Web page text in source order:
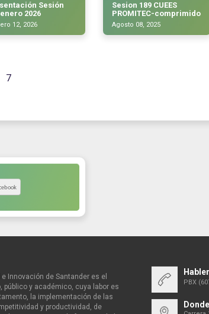
Sesión
2026
12, 2026
Sesion 189 CUEES
PROMITEC-comprimido
Agosto 08, 2025
7
Innovación de Santander es el
público y académico, cuya labor es
la implementación de las
y productividad, de
PBX